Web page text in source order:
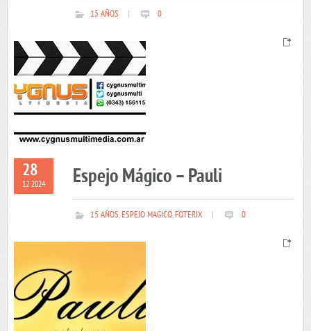
15 AÑOS 0
28
12 2024 Espejo Mágico – Pauli
15 AÑOS,ESPEJO MAGICO,FOTERIX 0